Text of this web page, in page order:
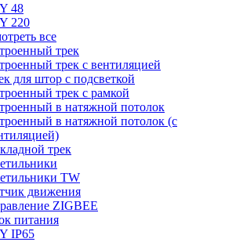
48
220
все
трек
трек с вентиляцией
для штор с подсветкой
трек с рамкой
в натяжной потолок
в натяжной потолок (с
трек
TW
движения
ZIGBEE
питания
IP65